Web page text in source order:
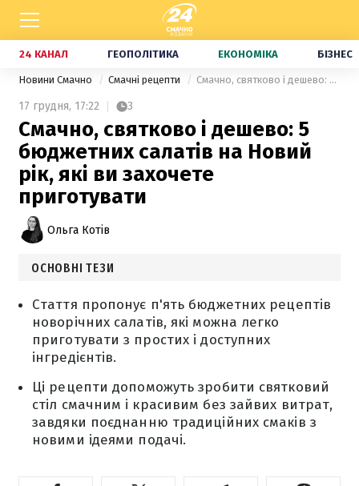
24 КАНАЛ ГЕОПОЛІТИКА ЕКОНОМІКА БІЗНЕС
Новини Смачно Смачні рецепти Смачно, святково і дешево: 5 бюджетних салатів на Новий рік, які ви захочете приготувати
17 грудня, 17:22 3
Смачно, святково і дешево: 5
бюджетних салатів на Новий
рік, які ви захочете
приготувати
Ольга Котів
ОСНОВНІ ТЕЗИ
Стаття пропонує п'ять бюджетних рецептів
новорічних салатів, які можна легко
приготувати з простих і доступних
інгредієнтів.
Ці рецепти допоможуть зробити святковий
стіл смачним і красивим без зайвих витрат,
завдяки поєднанню традиційних смаків з
новими ідеями подачі.